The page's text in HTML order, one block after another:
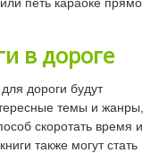
в дороге
дороги будут
темы и жанры,
скоротать время и
также могут стать